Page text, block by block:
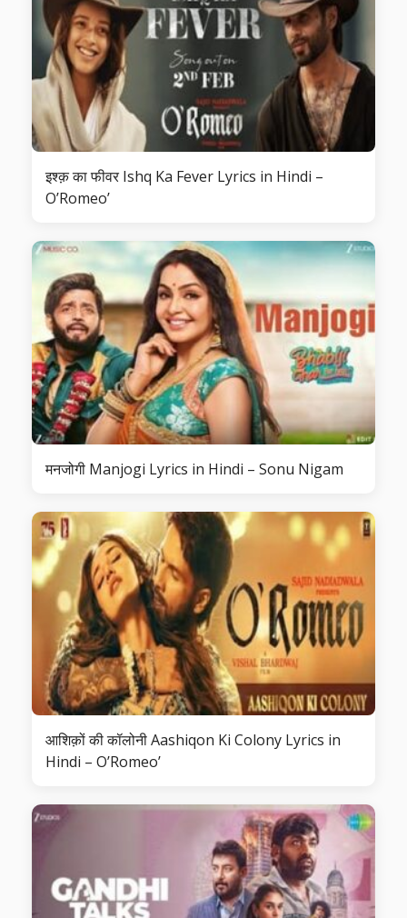
इश्क़ का फीवर Ishq Ka Fever Lyrics in Hindi –
O’Romeo’
मनजोगी Manjogi Lyrics in Hindi – Sonu Nigam
आशिक़ों की कॉलोनी Aashiqon Ki Colony Lyrics in
Hindi – O’Romeo’